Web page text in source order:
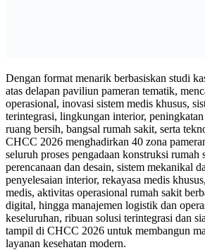
Dengan format menarik berbasiskan studi
atas delapan paviliun pameran tematik,
operasional, inovasi sistem medis khusus,
terintegrasi, lingkungan interior,
ruang bersih, bangsal rumah sakit, serta
CHCC 2026 menghadirkan 40 zona
seluruh proses pengadaan konstruksi
perencanaan dan desain, sistem mekanikal
penyelesaian interior, rekayasa medis
medis, aktivitas operasional rumah sakit
digital, hingga manajemen logistik dan
keseluruhan, ribuan solusi terintegrasi dan
tampil di CHCC 2026 untuk membangun
layanan kesehatan modern.